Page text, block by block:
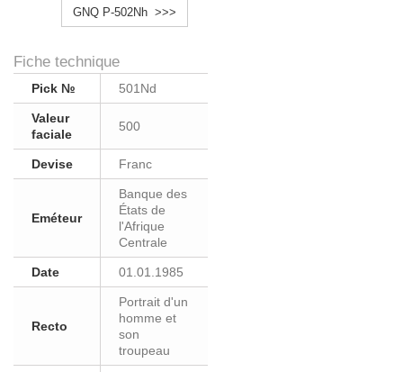
GNQ P-502Nh >>>
Fiche technique
Pick № 501Nd
Valeur
faciale
500
Devise Franc
Eméteur
Banque des
États de
l'Afrique
Centrale
Date 01.01.1985
Recto
Portrait d'un
homme et
son
troupeau